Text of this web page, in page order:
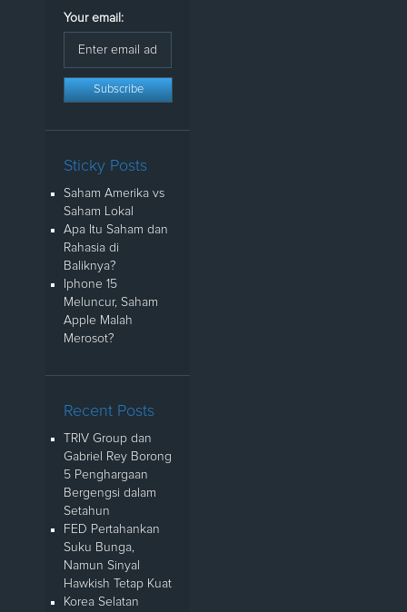
Your email:
Sticky Posts
Saham Amerika vs
Saham Lokal
Apa Itu Saham dan
Rahasia di
Baliknya?
Iphone 15
Meluncur, Saham
Apple Malah
Merosot?
Recent Posts
TRIV Group dan
Gabriel Rey Borong
5 Penghargaan
Bergengsi dalam
Setahun
FED Pertahankan
Suku Bunga,
Namun Sinyal
Hawkish Tetap Kuat
Korea Selatan